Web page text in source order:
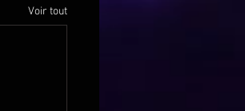
Voir tout